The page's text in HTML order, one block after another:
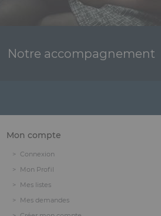
Notre accompagnement
Mon compte
Connexion
Mon Profil
Mes listes
Mes demandes